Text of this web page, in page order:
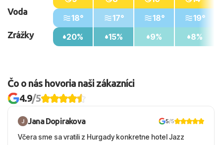
Voda
Zrážky
18°
20%
17°
15%
18°
9%
19°
8%
Čo o nás hovoria naši zákazníci
4.9/5
Jana Dopirakova 5/5
Včera sme sa vratili z Hurgady konkretne hotel Jazz